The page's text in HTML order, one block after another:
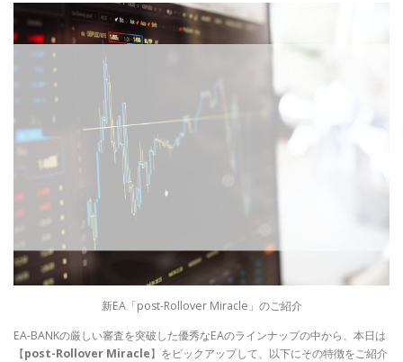
新EA「post-Rollover Miracle」のご紹介
EA-BANKの厳しい審査を突破した優秀なEAのラインナップの中から、本日は
【post-Rollover Miracle】をピックアップして、以下にその特徴をご紹介